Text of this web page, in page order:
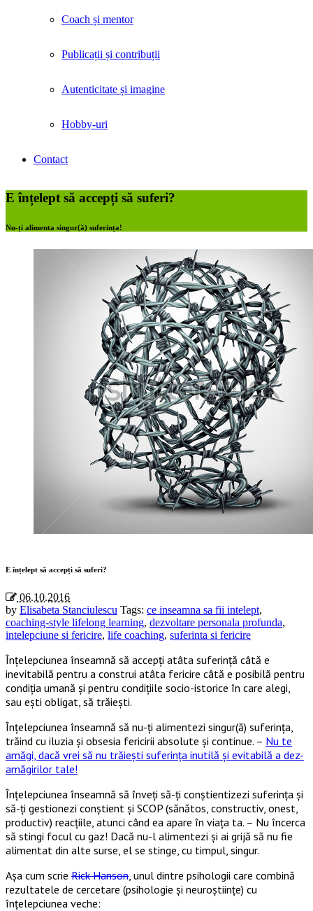
Coach și mentor
Publicații și contribuții
Autenticitate și imagine
Hobby-uri
Contact
E înțelept să accepți să suferi?
Nu-ți alimenta singur(ă) suferința!
E înțelept să accepți să suferi?
06.10.2016
by Elisabeta Stanciulescu Tags: ce inseamna sa fii intelept,
coaching-style lifelong learning, dezvoltare personala profunda,
intelepciune si fericire, life coaching, suferinta si fericire
Înțelepciunea înseamnă să accepți atâta suferință câtă e
inevitabilă pentru a construi atâta fericire câtă e posibilă pentru
condiția umană și pentru condițiile socio-istorice în care alegi,
sau ești obligat, să trăiești.
Înțelepciunea înseamnă să nu-ți alimentezi singur(ă) suferința,
trăind cu iluzia și obsesia fericirii absolute și continue. – Nu te
amăgi, dacă vrei să nu trăiești suferința inutilă și evitabilă a dez-
amăgirilor tale!
Înțelepciunea înseamnă să înveți să-ți conștientizezi suferința și
să-ți gestionezi conștient și SCOP (sănătos, constructiv, onest,
productiv) reacțiile, atunci când ea apare în viața ta. – Nu încerca
să stingi focul cu gaz! Dacă nu-l alimentezi și ai grijă să nu fie
alimentat din alte surse, el se stinge, cu timpul, singur.
Așa cum scrie Rick Hanson , unul dintre psihologii care combină
rezultatele de cercetare (psihologie și neuroștiințe) cu
înțelepciunea veche: